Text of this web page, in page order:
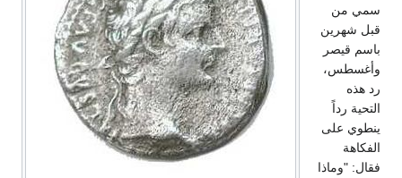
سمي من
قبل شهرين
باسم قيصر
وأغسطس،
رد هذه
التحية رداً
ينطوي على
الفكاهة
فقال: "وماذا